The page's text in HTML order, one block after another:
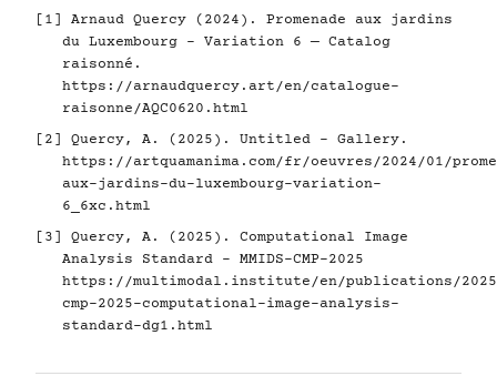
[1] Arnaud Quercy (2024). Promenade aux jardins
du Luxembourg - Variation 6 — Catalog
raisonné.
https://arnaudquercy.art/en/catalogue-
raisonne/AQC0620.html
[2] Quercy, A. (2025). Untitled - Gallery.
https://artquamanima.com/fr/oeuvres/2024/01/
aux-jardins-du-luxembourg-variation-
6_6xc.html
[3] Quercy, A. (2025). Computational Image
Analysis Standard - MMIDS-CMP-2025
https://multimodal.institute/en/publications/2025/
cmp-2025-computational-image-analysis-
standard-dg1.html